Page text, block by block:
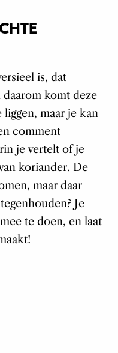
is, dat
komt deze
maar je kan
comment
je vertelt of je
koriander. De
maar daar
Je
te doen, en laat